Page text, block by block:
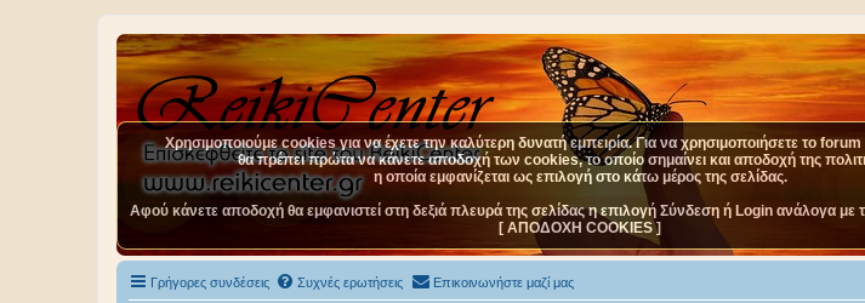
Γρήγορες συνδέσεις Συχνές ερωτήσεις Επικοινωνήστε μαζί μας
Χρησιμοποιούμε cookies για να έχετε την καλύτερη δυνατή εμπειρία. Για να χρησιμοποιήσετε το forum
θα πρέπει πρώτα να κάνετε αποδοχή των cookies, το οποίο σημαίνει και αποδοχή της
η οποία εμφανίζεται ως επιλογή στο κάτω μέρος της σελίδας.
Αφού κάνετε αποδοχή θα εμφανιστεί στη δεξιά πλευρά της σελίδας η επιλογή Σύνδεση ή Login ανάλογα
[ ΑΠΟΔΟΧΗ COOKIES ]